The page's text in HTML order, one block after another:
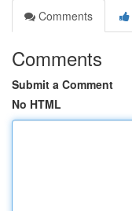
Comments
Comments
Submit a Comment
No HTML